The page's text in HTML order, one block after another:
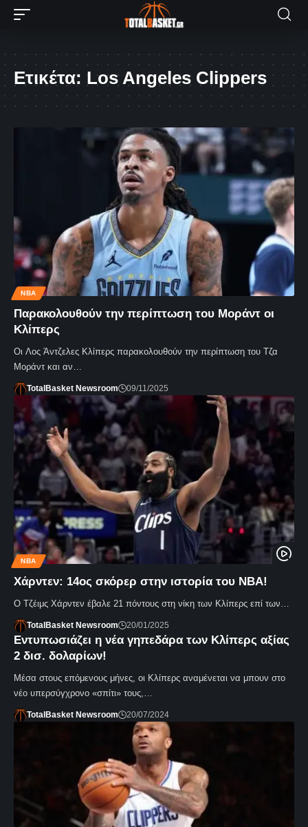
Ετικέτα: Los Angeles Clippers
NBA
Παρακολουθούν την περίπτωση του Μοράντ οι
Κλίπερς
Οι Λος Άντζελες Κλίπερς παρακολουθούν την περίπτωση του Τζα
Μοράντ και αν…
TotalBasket Newsroom 09/11/2025
NBA
Χάρντεν: 14ος σκόρερ στην ιστορία του NBA!
Ο Τζέιμς Χάρντεν έβαλε 21 πόντους στη νίκη των Κλίπερς επί των…
TotalBasket Newsroom 20/01/2025
Εντυπωσιάζει η νέα γηπεδάρα των Κλίπερς αξίας
2 δισ. δολαρίων!
Μέσα στους επόμενους μήνες, οι Κλίπερς αναμένεται να μπουν στο
νέο υπερσύγχρονο «σπίτι» τους,…
TotalBasket Newsroom 20/07/2024